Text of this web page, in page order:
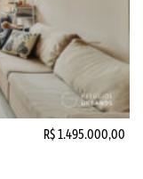
R$ 1.495.000,00